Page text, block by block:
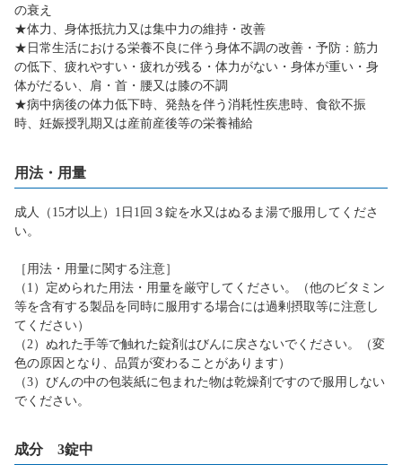
の衰え
★体力、身体抵抗力又は集中力の維持・改善
★日常生活における栄養不良に伴う身体不調の改善・予防：筋力
の低下、疲れやすい・疲れが残る・体力がない・身体が重い・身
体がだるい、肩・首・腰又は膝の不調
★病中病後の体力低下時、発熱を伴う消耗性疾患時、食欲不振
時、妊娠授乳期又は産前産後等の栄養補給
用法・用量
成人（15才以上）1日1回３錠を水又はぬるま湯で服用してくださ
い。
［用法・用量に関する注意］
（1）定められた用法・用量を厳守してください。（他のビタミン
等を含有する製品を同時に服用する場合には過剰摂取等に注意し
てください）
（2）ぬれた手等で触れた錠剤はびんに戻さないでください。（変
色の原因となり、品質が変わることがあります）
（3）びんの中の包装紙に包まれた物は乾燥剤ですので服用しない
でください。
成分 3錠中